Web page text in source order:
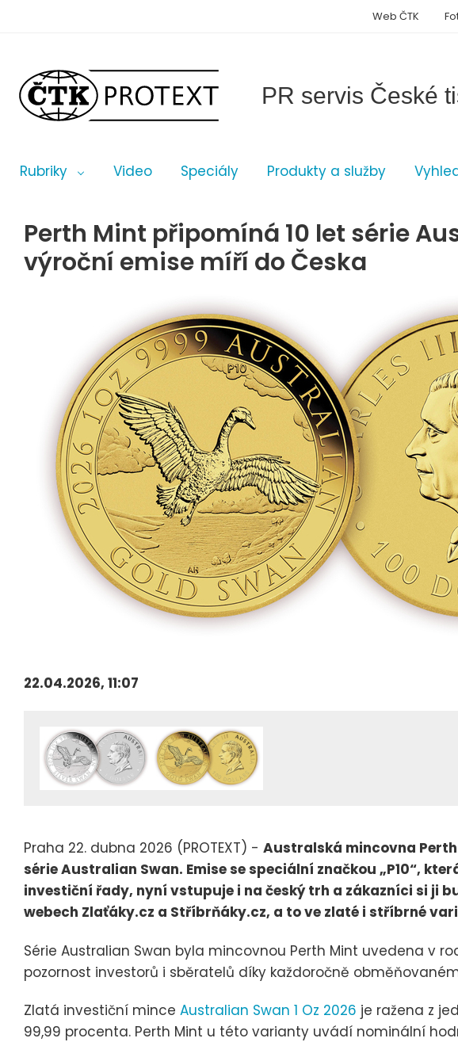
PR servis České
Rubriky Video Speciály Produkty a služby
Web ČTK
Perth Mint připomíná 10 let série
výroční emise míří do Česka
22.04.2026, 11:07
Praha 22. dubna 2026 (PROTEXT) - Australská mincovna
série Australian Swan. Emise se speciální značkou „P10“,
investiční řady, nyní vstupuje i na český trh a zákazníci si ji
webech Zlaťáky.cz a Stříbrňáky.cz, a to ve zlaté i stříbrné
Série Australian Swan byla mincovnou Perth Mint uvedena v
pozornost investorů i sběratelů díky každoročně
Zlatá investiční mince Australian Swan 1 Oz 2026 je ražena z
99,99 procenta. Perth Mint u této varianty uvádí nominální